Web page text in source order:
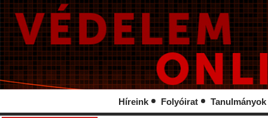
Híreink Folyóirat Tanulmányok